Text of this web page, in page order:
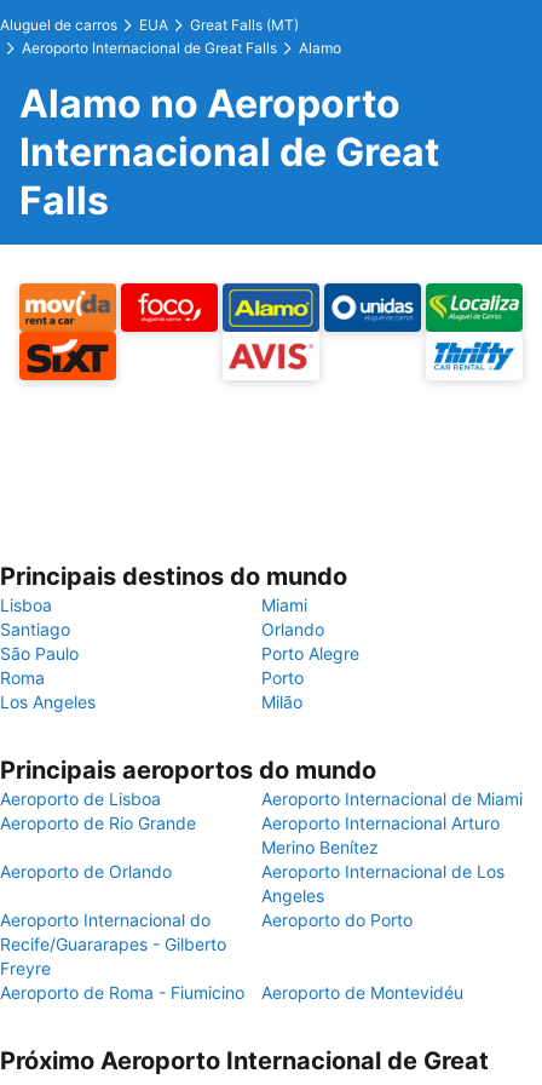
Aluguel de carros EUA
Great Falls (MT)
Aeroporto Internacional de Great Falls
Alamo
Alamo no Aeroporto
Internacional de Great
Falls
Principais destinos do mundo
Lisboa
Miami
Santiago
Orlando
São Paulo
Porto Alegre
Roma
Porto
Los Angeles
Milão
Principais aeroportos do mundo
Aeroporto de Lisboa
Aeroporto Internacional de Miami
Aeroporto de Rio Grande
Aeroporto Internacional Arturo
Merino Benítez
Aeroporto de Orlando
Aeroporto Internacional de Los
Angeles
Aeroporto Internacional do
Recife/Guararapes - Gilberto
Freyre
Aeroporto do Porto
Aeroporto de Roma - Fiumicino Aeroporto de Montevidéu
Próximo Aeroporto Internacional de Great